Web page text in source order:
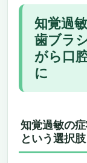
この
い”か
知覚過
してい
ー”の極
シン
マイズ
こん
知覚過
歯ブラ
がら口
に
知覚過敏の
という選択肢